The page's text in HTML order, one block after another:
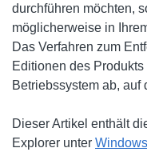
durchführen möchten,
möglicherweise in
Das Verfahren zum
Editionen des
Betriebssystem ab, auf
Dieser Artikel enthält
Explorer unter Windows